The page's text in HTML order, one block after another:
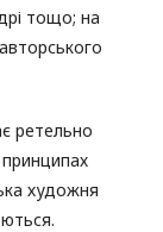
тощо; на
ретельно
художня